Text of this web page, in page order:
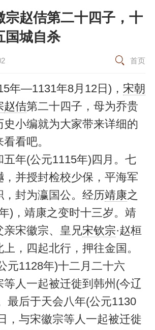
宗赵佶第二十四子，十
国城自杀
首页
—1131年8月12日)， 宋朝
赵佶第二十四子，母为乔贵
史小编就为大家带来详细的
看吧。
年(公元1115年)四月。七
，并授封检校少保，平海军
，封为瀛国公。经历靖康之
)，靖康之变时十三岁。靖
亲宋徽宗、皇兄宋钦宗·赵桓
，四起北行，押往金国。
元1128年)十二月二十六
等人一起被迁徙到韩州(今辽
最后于天会八年(公元1130
，与宋徽宗等人一起被迁徙